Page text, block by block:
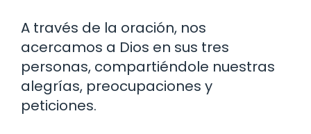
A través de la oración, nos
acercamos a Dios en sus tres
personas, compartiéndole nuestras
alegrías, preocupaciones y
peticiones.